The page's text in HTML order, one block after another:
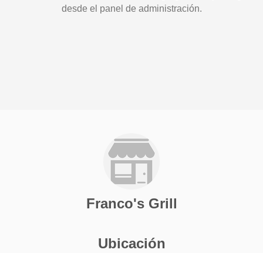
desde el panel de administración.
Franco's Grill
Ubicación